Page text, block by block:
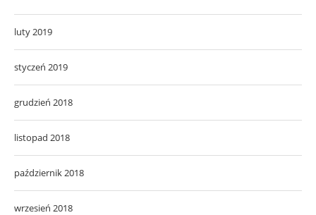
luty 2019
styczeń 2019
grudzień 2018
listopad 2018
październik 2018
wrzesień 2018